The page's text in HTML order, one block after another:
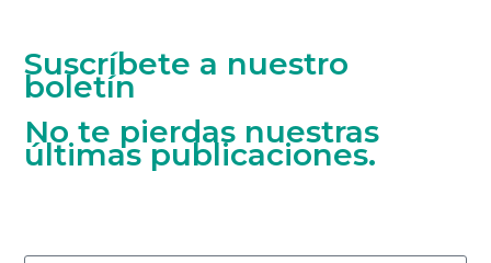
Suscríbete a nuestro
boletín
No te pierdas nuestras
últimas publicaciones.